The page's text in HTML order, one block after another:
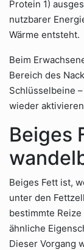
Protein 1)
nutzbarer
Wärme entsteht.
Beim
Bereich des
Schlüsselbeine
wieder
Beiges
Beiges Fett ist,
unter den
bestimmte
ähnliche
Dieser Vorgang